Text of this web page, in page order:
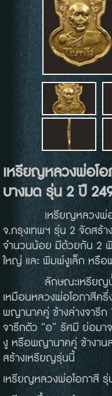
เหรียญหลวงพ่อโอ
บางมดรุ่น2ปี
เหรียญหลวงพ่อโอ
จ.กรุงเทพฯ รุ่น 2 จัดสร้
จำนวนน้อย มีด้วยกัน 2
ใหญ่ และ พิมพ์งูเล็ก หรือ
ลักษณะเหรียญปั้มมี
เหมือนหลวงพ่อโอภาสีค
พญานาคคู่ ข้างล่างจารึก
จารึกตัว “อ” รัศมี ย่อมา
งู หรือพญานาคคู่ ข้างาน
สร้างเหรียญรุ่นนี้
เหรียญหลวงพ่อโอภาสี รุ่